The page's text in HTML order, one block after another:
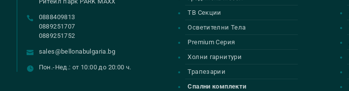
0888409813
0889251707
0889251752
sales@bellonabulgaria.bg
Пон.-Нед.: от 10:00 до 20:00 ч.
ТВ Секции
Осветителни Тела
Premium Серия
Холни гарнитури
Трапезарии
Спални комплекти